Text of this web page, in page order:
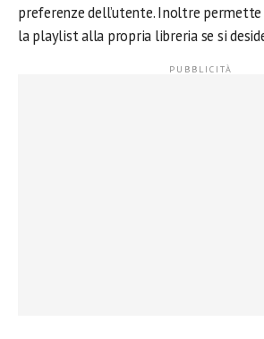
preferenze dell’utente. Inoltre permette
la playlist alla propria libreria se si